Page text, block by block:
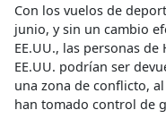
Con los vuelos de
junio, y sin un cambio
EE.UU., las personas
EE.UU. podrían ser
una zona de conflicto,
han tomado control de